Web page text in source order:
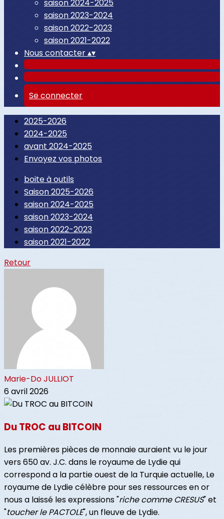
saison 2024-2025
saison 2023-2024
saison 2022-2023
saison 2021-2022
Nous contacter▴▾
Se connecter
2025-2026
2024-2025
avant 2024-2025
Envoyez vos photos
boite à outils
Saison 2025-2026
saison 2024-2025
saison 2023-2024
saison 2022-2023
saison 2021-2022
Retour
Marie-Do JULLIOT
6 avril 2026
Du TROC au BITCOIN
Les premières pièces de monnaie auraient vu le jour
vers 650 av. J.C. dans le royaume de Lydie qui
correspond a la partie ouest de la Turquie actuelle, Le
royaume de Lydie célèbre pour ses ressources en or
nous a laissé les expressions "riche comme CRESUS" et
"toucher le PACTOLE", un fleuve de Lydie.